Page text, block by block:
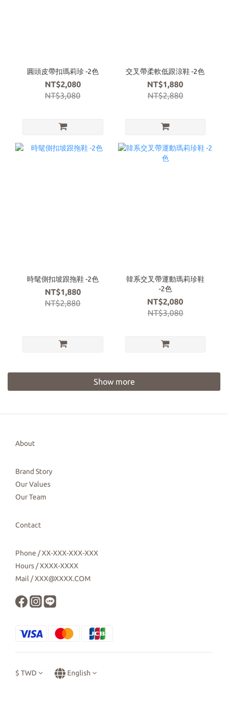
圓頭皮帶扣瑪莉珍 -2色
NT$2,080
NT$3,080
交叉帶柔軟低跟涼鞋 -2色
NT$1,880
NT$2,880
時髦側扣坡跟拖鞋 -2色
NT$1,880
NT$2,880
韓系交叉帶運動瑪莉珍鞋
-2色
NT$2,080
NT$3,080
Show more
About
Brand Story
Our Values
Our Team
Contact
Phone / XX-XXX-XXX-XXX
Hours / XXXX-XXXX
Mail / XXX@XXXX.COM
$ TWD English